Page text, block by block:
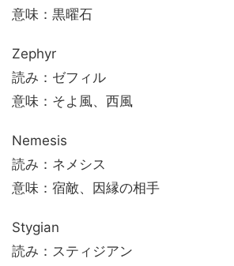
意味：黒曜石
Zephyr
読み：ゼフィル
意味：そよ風、西風
Nemesis
読み：ネメシス
意味：宿敵、因縁の相手
Stygian
読み：スティジアン